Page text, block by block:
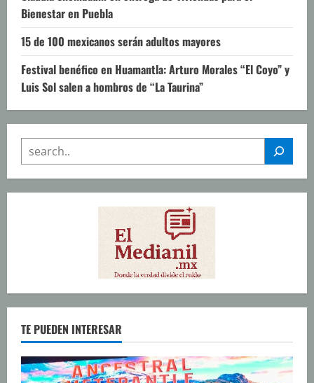
Bienestar en Puebla
15 de 100 mexicanos serán adultos mayores
Festival benéfico en Huamantla: Arturo Morales “El Coyo” y
Luis Sol salen a hombros de “La Taurina”
SEARCH
TE PUEDEN INTERESAR